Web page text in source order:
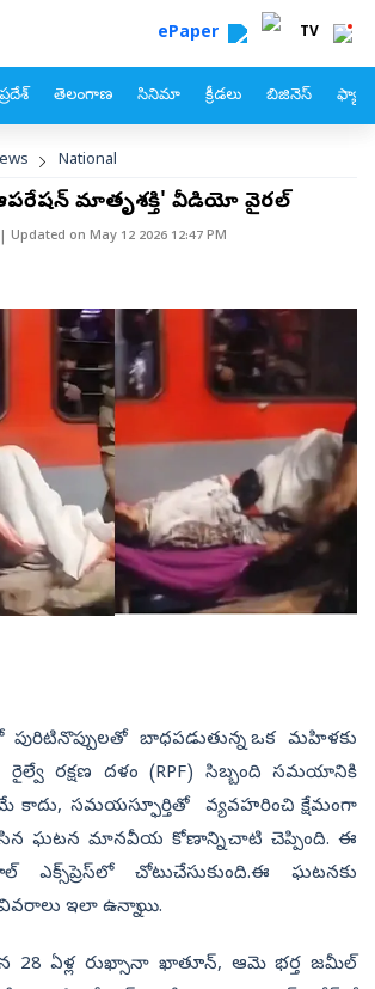
ePaper TV
తెలంగాణ సినిమా క్రీడలు బిజినెస్
National
మాతృశక్తి' వీడియో వైరల్‌
| Updated on May 12 2026 12:47 PM
పురిటినొప్పులతో బాధపడుతున్న ఒక మహిళకు
రక్షణ దళం (RPF) సిబ్బంది సమయానికి
కాదు, సమయస్ఫూర్తితో వ్యవహరించి క్షేమంగా
ఘటన మానవీయ కోణాన్ని చాటి చెప్పింది. ఈ
ఎక్స్‌ప్రెస్‌లో చోటుచేసుకుంది.ఈ ఘటనకు
వివరాలు ఇలా ఉన్నాయి.
28 ఏళ్ల రుఖ్సానా ఖాతూన్, ఆమె భర్త జమీల్